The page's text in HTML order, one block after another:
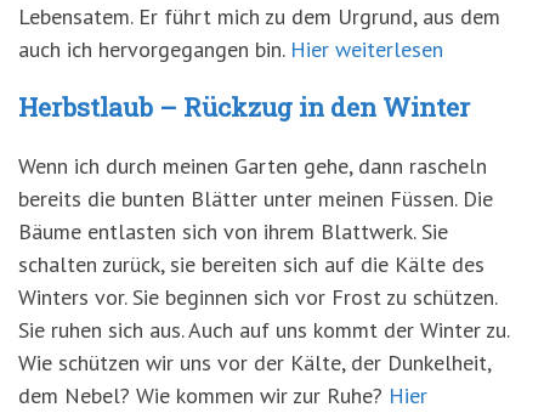
Lebensatem. Er führt mich zu dem Urgrund, aus dem
auch ich hervorgegangen bin. Hier weiterlesen
Herbstlaub – Rückzug in den Winter
Wenn ich durch meinen Garten gehe, dann rascheln
bereits die bunten Blätter unter meinen Füssen. Die
Bäume entlasten sich von ihrem Blattwerk. Sie
schalten zurück, sie bereiten sich auf die Kälte des
Winters vor. Sie beginnen sich vor Frost zu schützen.
Sie ruhen sich aus. Auch auf uns kommt der Winter zu.
Wie schützen wir uns vor der Kälte, der Dunkelheit,
dem Nebel? Wie kommen wir zur Ruhe? Hier